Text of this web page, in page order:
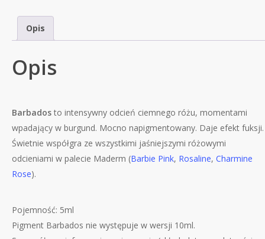
Opis
Opis
Barbados to intensywny odcień ciemnego różu, momentami
wpadający w burgund. Mocno napigmentowany. Daje efekt fuksji.
Świetnie współgra ze wszystkimi jaśniejszymi różowymi
odcieniami w palecie Maderm (Barbie Pink, Rosaline,Charmine
Rose).
Pojemność: 5ml
Pigment Barbados nie występuje w wersji 10ml.